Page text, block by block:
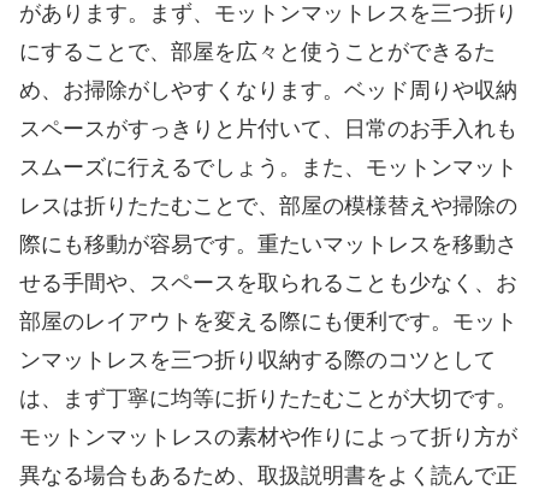
があります。まず、モットンマットレスを三つ折り
にすることで、部屋を広々と使うことができるた
め、お掃除がしやすくなります。ベッド周りや収納
スペースがすっきりと片付いて、日常のお手入れも
スムーズに行えるでしょう。また、モットンマット
レスは折りたたむことで、部屋の模様替えや掃除の
際にも移動が容易です。重たいマットレスを移動さ
せる手間や、スペースを取られることも少なく、お
部屋のレイアウトを変える際にも便利です。モット
ンマットレスを三つ折り収納する際のコツとして
は、まず丁寧に均等に折りたたむことが大切です。
モットンマットレスの素材や作りによって折り方が
異なる場合もあるため、取扱説明書をよく読んで正